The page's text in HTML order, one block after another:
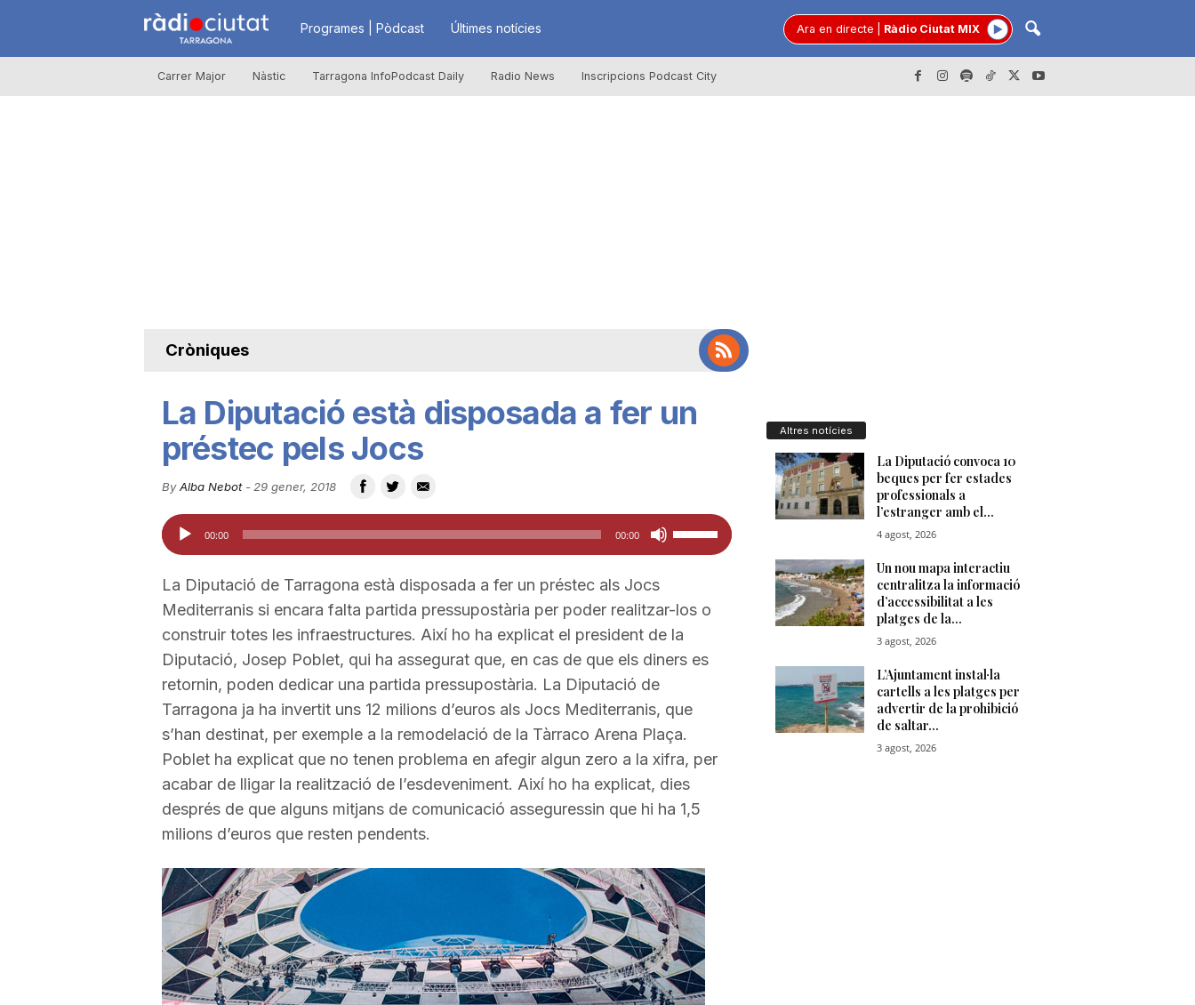
R
à
u
t
a
d
e
T
r
r
a
Programes | Pòdcast Últimes notícies Ara en directe Ràdio Ciutat MIX
Carrer Major Nàstic Tarragona InfoPodcast Daily Radio News Inscripcions Podcast City
Cròniques
La Diputació està disposada a fer un
préstec pels Jocs
By Alba Nebot- 29 gener, 2018
Reproductor
d'àudio
00:00 00:00
Feu
servir
tecles
de
fletxa
amunt/cap
avall
per
a
incrementar
el
volum.
La Diputació de Tarragona està disposada a fer un préstec als Jocs
Mediterranis si encara falta partida pressupostària per poder realitzar-los o
construir totes les infraestructures. Així ho ha explicat el president de la
Diputació, Josep Poblet, qui ha assegurat que, en cas de que els diners es
retornin, poden dedicar una partida pressupostària. La Diputació de
Tarragona ja ha invertit uns 12 milions d’euros als Jocs Mediterranis, que
s’han destinat, per exemple a la remodelació de la Tàrraco Arena Plaça.
Poblet ha explicat que no tenen problema en afegir algun zero a la xifra, per
acabar de lligar la realització de l’esdeveniment. Així ho ha explicat, dies
després de que alguns mitjans de comunicació asseguressin que hi ha 1,5
milions d’euros que resten pendents.
Altres notícies